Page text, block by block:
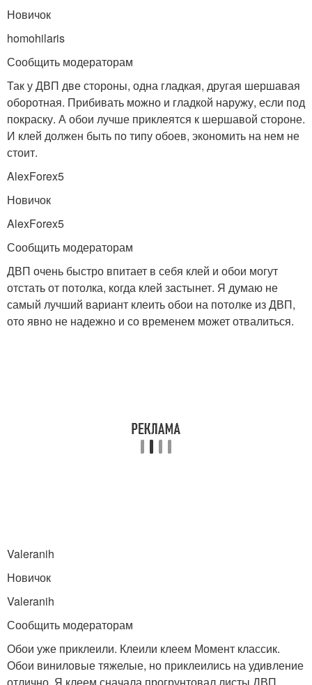
Новичок
homohilaris
Сообщить модераторам
Так у ДВП две стороны, одна гладкая, другая шершавая
оборотная. Прибивать можно и гладкой наружу, если под
покраску. А обои лучше приклеятся к шершавой стороне.
И клей должен быть по типу обоев, экономить на нем не
стоит.
AlexForex5
Новичок
AlexForex5
Сообщить модераторам
ДВП очень быстро впитает в себя клей и обои могут
отстать от потолка, когда клей застынет. Я думаю не
самый лучший вариант клеить обои на потолке из ДВП,
ото явно не надежно и со временем может отвалиться.
Valeranih
Новичок
Valeranih
Сообщить модераторам
Обои уже приклеили. Клеили клеем Момент классик.
Обои виниловые тяжелые, но приклеились на удивление
отлично. Я клеем сначала прогрунтовал листы ДВП,